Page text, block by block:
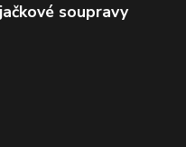
soupravy